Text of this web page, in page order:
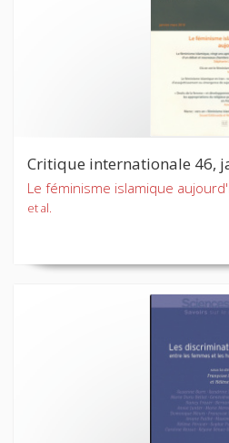
Critique internationale 46,
Le féminisme islamique
et al.